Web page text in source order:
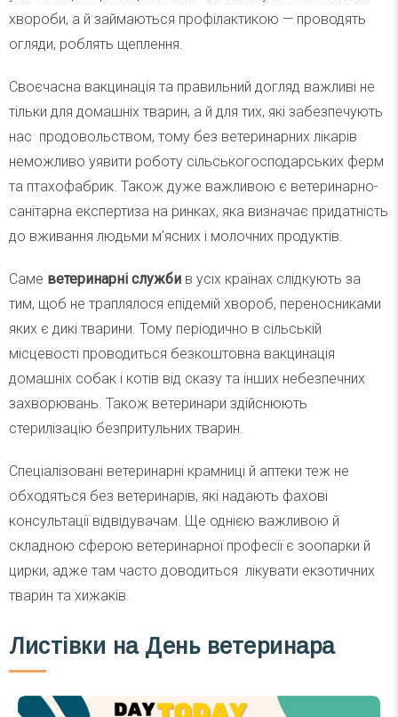
хвороби, а й займаються профілактикою — проводять
огляди, роблять щеплення.
Своєчасна вакцинація та правильний догляд важливі не
тільки для домашніх тварин, а й для тих, які забезпечують
нас продовольством, тому без ветеринарних лікарів
неможливо уявити роботу сільськогосподарських ферм
та птахофабрик. Також дуже важливою є ветеринарно-
санітарна експертиза на ринках, яка визначає придатність
до вживання людьми м’ясних і молочних продуктів.
Саме ветеринарні служби в усіх країнах слідкують за
тим, щоб не траплялося епідемій хвороб, переносниками
яких є дикі тварини. Тому періодично в сільській
місцевості проводиться безкоштовна вакцинація
домашніх собак і котів від сказу та інших небезпечних
захворювань. Також ветеринари здійснюють
стерилізацію безпритульних тварин.
Спеціалізовані ветеринарні крамниці й аптеки теж не
обходяться без ветеринарів, які надають фахові
консультації відвідувачам. Ще однією важливою й
складною сферою ветеринарної професії є зоопарки й
цирки, адже там часто доводиться лікувати екзотичних
тварин та хижаків.
Листівки на День ветеринара